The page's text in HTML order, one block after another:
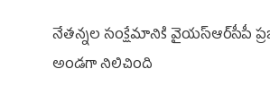
నేతన్నల సంక్షేమానికి వైయ‌స్ఆర్‌సీపీ
అండగా నిలిచింది